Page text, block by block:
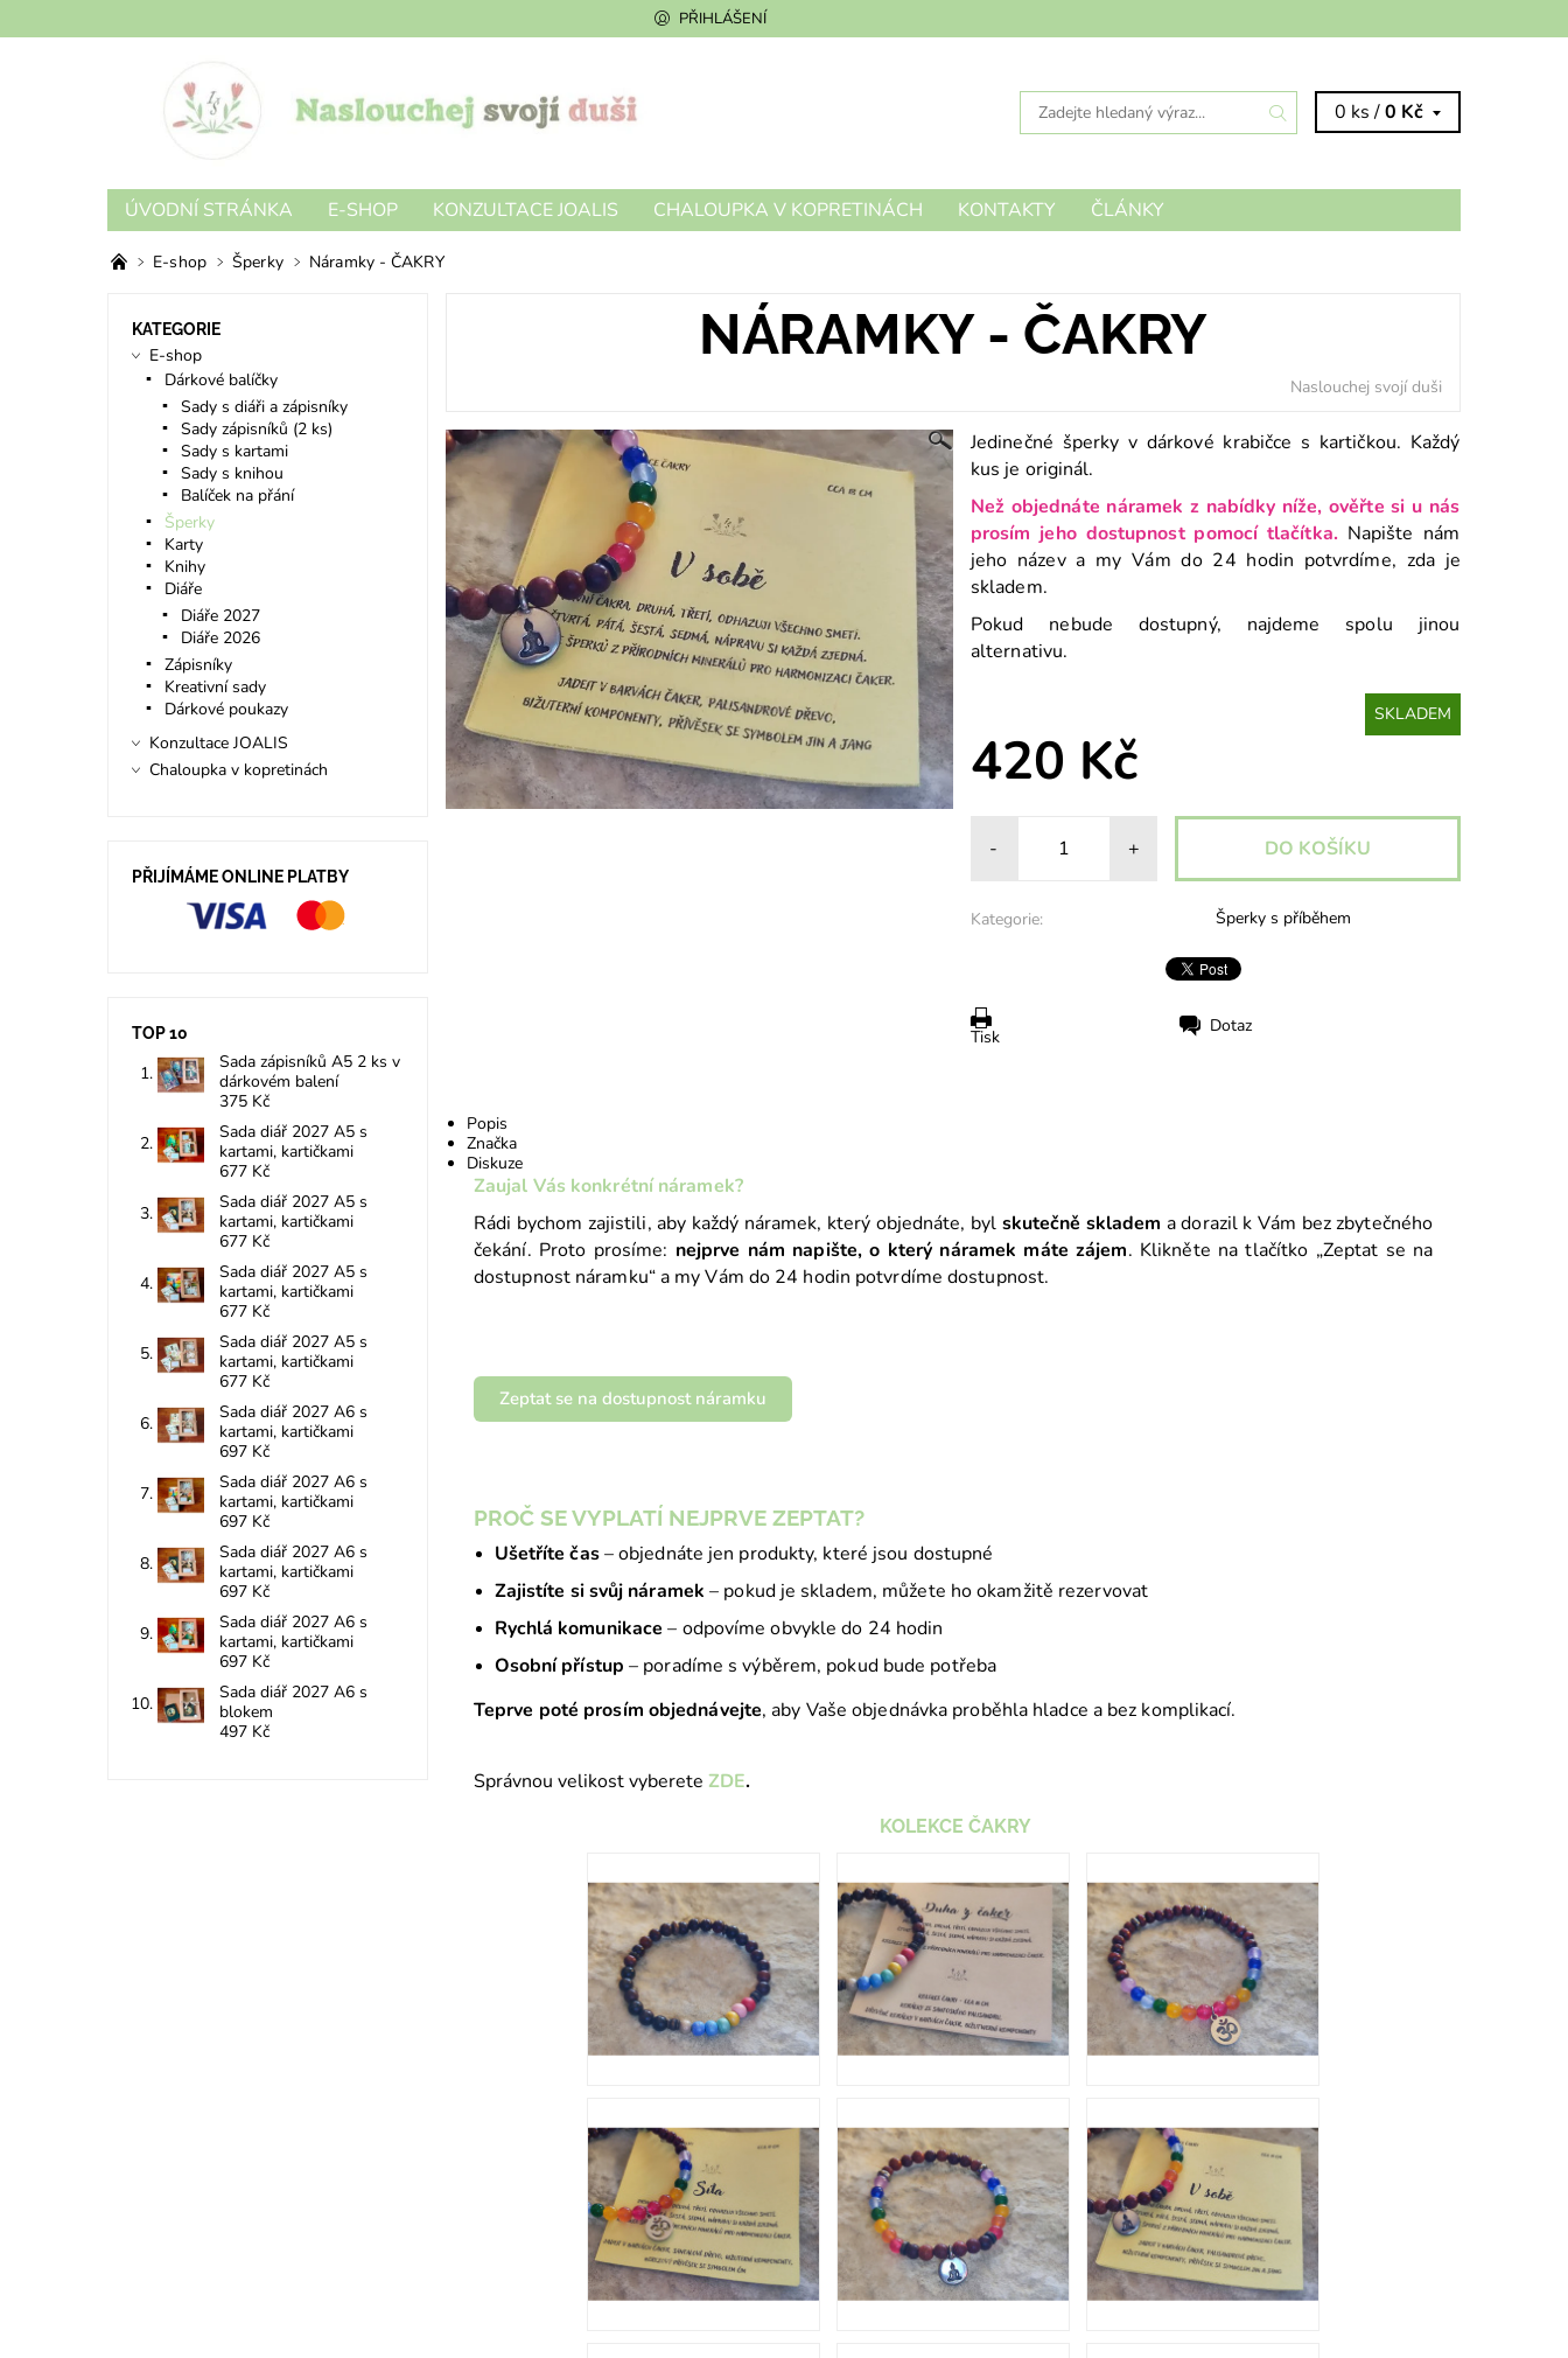
PŘIHLÁŠENÍ
0 ks /0 Kč
ÚVODNÍ STRÁNKA E-SHOP KONZULTACE JOALIS CHALOUPKA V KOPRETINÁCH KONTAKTY ČLÁNKY
E-shop Šperky Náramky - ČAKRY
NÁRAMKY - ČAKRY
Naslouchej svojí duši
Jedinečné šperky v dárkové krabičce s kartičkou. Každý
kus je originál.
Než objednáte náramek z nabídky níže, ověřte si u nás
prosím jeho dostupnost pomocí tlačítka. Napište nám
jeho název a my Vám do 24 hodin potvrdíme, zda je
skladem.
Pokud nebude dostupný, najdeme spolu jinou
alternativu.
SKLADEM
420 Kč
- +
Kategorie: Šperky s příběhem
Tisk
Dotaz
Popis
Značka
Diskuze
Zaujal Vás konkrétní náramek?
Rádi bychom zajistili, aby každý náramek, který objednáte, byl skutečně skladem a dorazil k Vám bez zbytečného
čekání. Proto prosíme: nejprve nám napište, o který náramek máte zájem. Klikněte na tlačítko „Zeptat se na
dostupnost náramku“ a my Vám do 24 hodin potvrdíme dostupnost.
Zeptat se na dostupnost náramku
PROČ SE VYPLATÍ NEJPRVE ZEPTAT?
Ušetříte čas– objednáte jen produkty, které jsou dostupné
Zajistíte si svůj náramek – pokud je skladem, můžete ho okamžitě rezervovat
Rychlá komunikace – odpovíme obvykle do 24 hodin
Osobní přístup – poradíme s výběrem, pokud bude potřeba
Teprve poté prosím objednávejte, aby Vaše objednávka proběhla hladce a bez komplikací.
Správnou velikost vyberete ZDE.
KOLEKCE ČAKRY
KATEGORIE
E-shop
Dárkové balíčky
Sady s diáři a zápisníky
Sady zápisníků (2 ks)
Sady s kartami
Sady s knihou
Balíček na přání
Šperky
Karty
Knihy
Diáře
Diáře 2027
Diáře 2026
Zápisníky
Kreativní sady
Dárkové poukazy
Konzultace JOALIS
Chaloupka v kopretinách
PŘIJÍMÁME ONLINE PLATBY
TOP 10
Sada zápisníků A5 2 ks v
dárkovém balení
375 Kč
Sada diář 2027 A5 s
kartami, kartičkami
677 Kč
Sada diář 2027 A5 s
kartami, kartičkami
677 Kč
Sada diář 2027 A5 s
kartami, kartičkami
677 Kč
Sada diář 2027 A5 s
kartami, kartičkami
677 Kč
Sada diář 2027 A6 s
kartami, kartičkami
697 Kč
Sada diář 2027 A6 s
kartami, kartičkami
697 Kč
Sada diář 2027 A6 s
kartami, kartičkami
697 Kč
Sada diář 2027 A6 s
kartami, kartičkami
697 Kč
Sada diář 2027 A6 s
blokem
497 Kč